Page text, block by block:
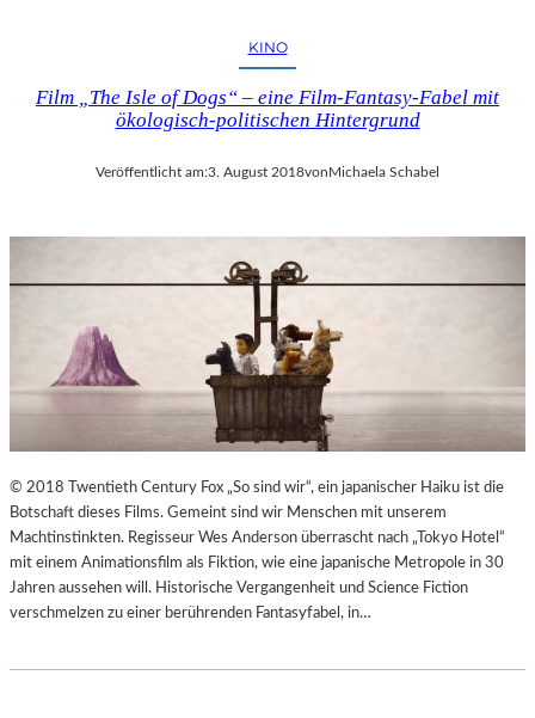
KINO
Film „The Isle of Dogs“ – eine Film-Fantasy-Fabel mit
ökologisch-politischen Hintergrund
Veröffentlicht am:3. August 2018vonMichaela Schabel
© 2018 Twentieth Century Fox „So sind wir“, ein japanischer Haiku ist die
Botschaft dieses Films. Gemeint sind wir Menschen mit unserem
Machtinstinkten. Regisseur Wes Anderson überrascht nach „Tokyo Hotel“
mit einem Animationsfilm als Fiktion, wie eine japanische Metropole in 30
Jahren aussehen will. Historische Vergangenheit und Science Fiction
verschmelzen zu einer berührenden Fantasyfabel, in…